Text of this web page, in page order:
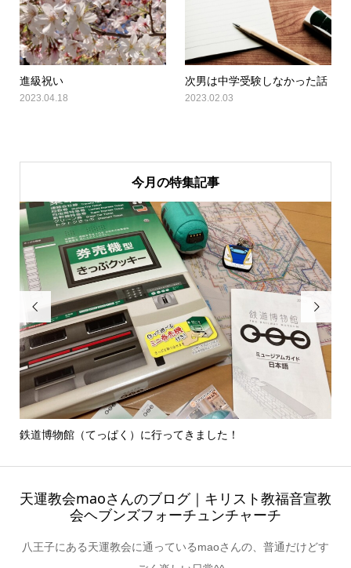
進級祝い
2023.04.18
次男は中学受験しなかった話
2023.02.03
今月の特集記事

鉄道博物館（てっぱく）に行ってきました！

天運教会maoさんのブログ｜キリスト教福音宣教
会ヘブンズフォーチュンチャーチ
八王子にある天運教会に通っているmaoさんの、普通だけどす